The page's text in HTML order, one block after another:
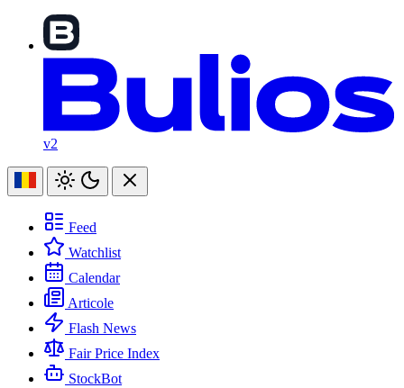
v2
Feed
Watchlist
Calendar
Articole
Flash News
Fair Price Index
StockBot